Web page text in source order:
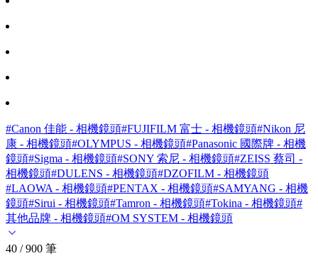
#Canon 佳能 - 相機鏡頭#FUJIFILM 富士 - 相機鏡頭#Nikon 尼
康 - 相機鏡頭#OLYMPUS - 相機鏡頭#Panasonic 國際牌 - 相機
鏡頭#Sigma - 相機鏡頭#SONY 索尼 - 相機鏡頭#ZEISS 蔡司 -
相機鏡頭#DULENS - 相機鏡頭#DZOFILM - 相機鏡頭
#LAOWA - 相機鏡頭#PENTAX - 相機鏡頭#SAMYANG - 相機
鏡頭#Sirui - 相機鏡頭#Tamron - 相機鏡頭#Tokina - 相機鏡頭#
其他品牌 - 相機鏡頭#OM SYSTEM - 相機鏡頭
40 / 900 筆